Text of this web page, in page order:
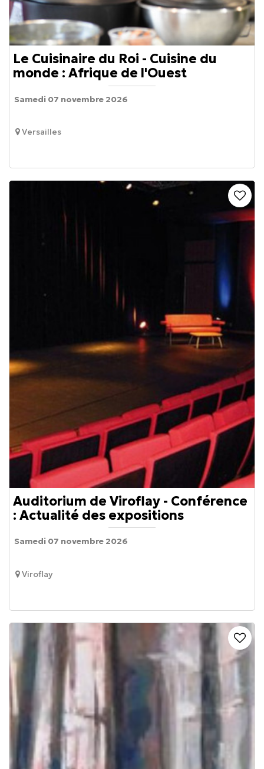
Le Cuisinaire du Roi - Cuisine du
monde : Afrique de l'Ouest
Versailles
Samedi 07 novembre 2026
Auditorium de Viroflay - Conférence
: Actualité des expositions
Viroflay
Samedi 07 novembre 2026